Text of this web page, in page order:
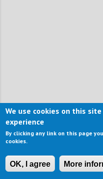
We use cookies on this
experience
By clicking any link on this page
cookies.
OK, I agree More